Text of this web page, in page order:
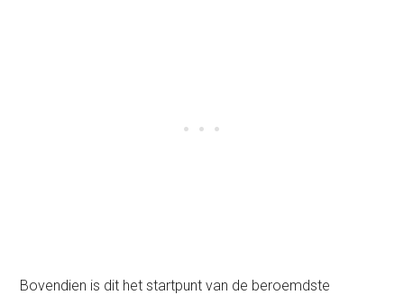
Bovendien is dit het startpunt van de beroemdste